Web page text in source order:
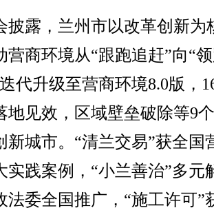
露，兰州市以改革创新为
营商环境从“跟跑追赶”向“
代升级至营商环境8.0版，
地见效，区域壁垒破除等9
新城市。“清兰交易”获全国
实践案例，“小兰善治”多元
法委全国推广，“施工许可”